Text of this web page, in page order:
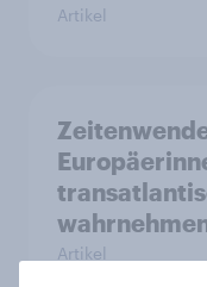
Artikel
Artikel